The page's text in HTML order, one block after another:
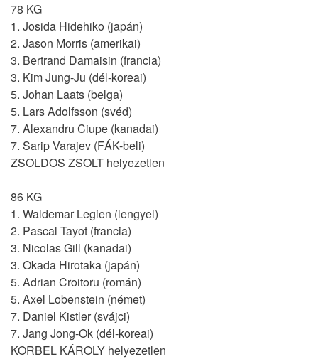
78 KG
1. Josida Hidehiko (japán)
2. Jason Morris (amerikai)
3. Bertrand Damaisin (francia)
3. Kim Jung-Ju (dél-koreai)
5. Johan Laats (belga)
5. Lars Adolfsson (svéd)
7. Alexandru Ciupe (kanadai)
7. Sarip Varajev (FÁK-beli)
ZSOLDOS ZSOLT helyezetlen
86 KG
1. Waldemar Legien (lengyel)
2. Pascal Tayot (francia)
3. Nicolas Gill (kanadai)
3. Okada Hirotaka (japán)
5. Adrian Croitoru (román)
5. Axel Lobenstein (német)
7. Daniel Kistler (svájci)
7. Jang Jong-Ok (dél-koreai)
KORBEL KÁROLY helyezetlen